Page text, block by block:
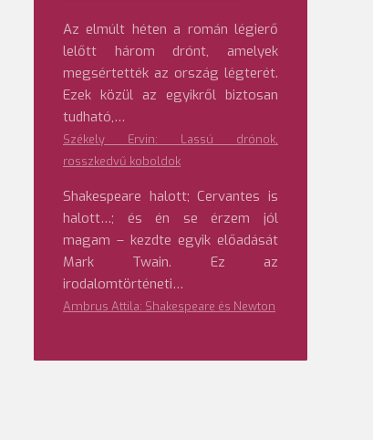
Az elmúlt héten a román légierő
lelőtt három drónt, amelyek
megsértették az ország légterét.
Ezek közül az egyikről biztosan
tudható,…
Székely Ervin: Lassú drónok,
rosszkedvű koboldok
Shakespeare halott; Cervantes is
halott…; és én se érzem jól
magam – kezdte egyik előadását
Mark Twain. Ez az
irodalomtörténeti…
Ambrus Attila: Shakespeare és Newton